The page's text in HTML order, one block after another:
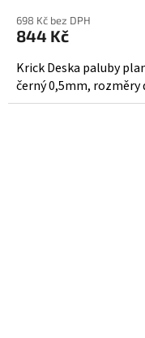
698 Kč bez DPH
844 Kč
Krick Deska paluby
černý 0,5mm, rozměry